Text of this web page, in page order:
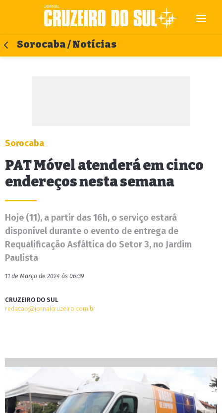
Sorocaba / Notícias
Sorocaba
PAT Móvel atenderá em cinco
endereços nesta semana
Hoje (11), a partir das 16h, o serviço estará
disponível durante o evento de entrega de
Requalificação Asfáltica do Setor 3, no Jardim
Paulista
11 de Março de 2024 às 06:39
CRUZEIRO DO SUL
redacao@jornalcruzeiro.com.br